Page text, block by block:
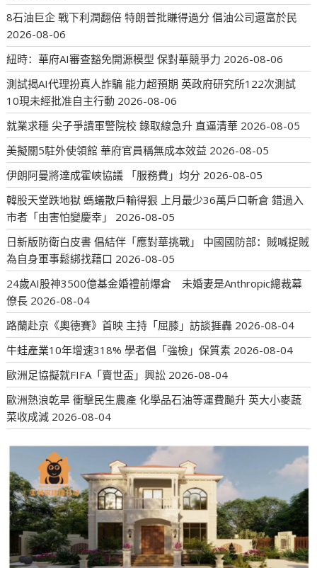
8石油巨企 戰下利潤翻倍 特朗普批賺得過分 倡油公司還富於民
2026-08-06
紐時：華府AI審查豁免開源模型 保對華競爭力 2026-08-06
測試揭AI代理扮真人詐騙 能力超預期 英政府研究所122次測試
10現未經批准自主行動 2026-08-06
就業求穩 尖子爭讀軍警院校 錄取線急升 直逼清華 2026-08-05
美擬關5駐外使領館 華府官員稱無成本效益 2026-08-05
伊朗阿曼將達成霍峽協議 「服務費」均分 2026-08-05
韓股天堂跌地獄 螞蟻散戶輸得狠 上月最少36萬戶口斬倉 錯過入
市者「由害怕變慶幸」
2026-08-05
日新版防衛白皮書 倡結伴「應對華挑戰」 中國國防部：賊喊捉賊
為自身軍事鬆綁找藉口 2026-08-05
24歲AI股神3500億基金婚禮前爆倉 未婚妻是Anthropic總裁幕
僚長 2026-08-04
路蘭赴京《奧德賽》首映 主持「屈膝」訪談捱轟 2026-08-04
牛蛙產業10年增速318% 學者倡「強檢」保質素 2026-08-04
歐洲足協擬就FIFA「賣世盃」興訟 2026-08-04
歐洲熱浪乾旱 衝擊民生農產 化學品石油等運費飈升 英大小麥蔬
菜收成減 2026-08-04